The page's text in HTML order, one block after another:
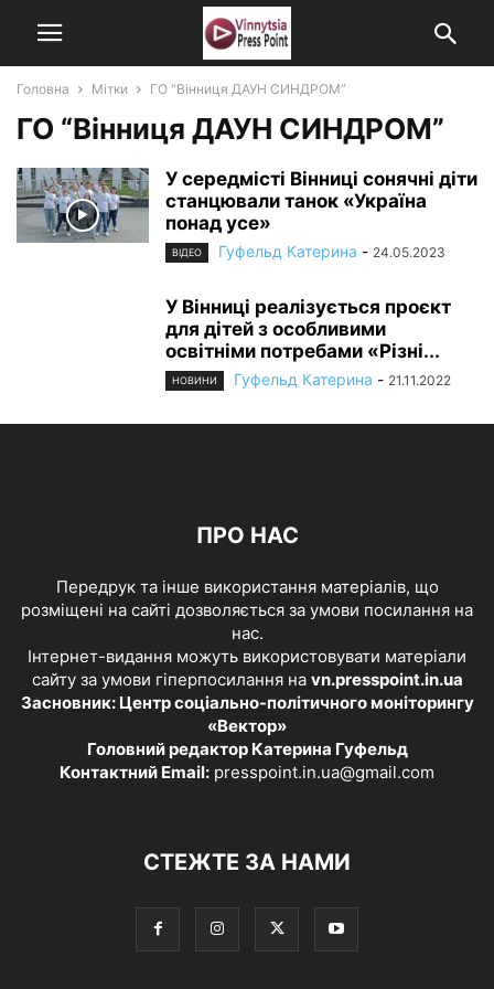
Головна Мітки ГО “Вінниця ДАУН СИНДРОМ”
ГО “Вінниця ДАУН СИНДРОМ”
У середмісті Вінниці сонячні діти
станцювали танок «Україна
понад усе»
ВІДЕО Гуфельд Катерина - 24.05.2023
У Вінниці реалізується проєкт
для дітей з особливими
освітніми потребами «Різні...
НОВИНИ Гуфельд Катерина - 21.11.2022
ПРО НАС
Передрук та інше використання матеріалів, що
розміщені на сайті дозволяється за умови посилання на
нас.
Інтернет-видання можуть використовувати матеріали
сайту за умови гіперпосилання на vn.presspoint.in.ua
Засновник: Центр соціально-політичного моніторингу
«Вектор»
Головний редактор Катерина Гуфельд
Контактний Email: presspoint.in.ua@gmail.com
СТЕЖТЕ ЗА НАМИ